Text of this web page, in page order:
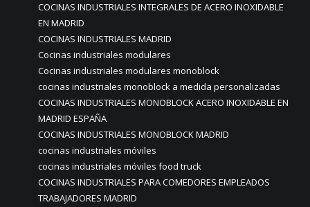
COCINAS INDUSTRIALES INTEGRALES DE ACERO INOXIDABLE
EN MADRID
COCINAS INDUSTRIALES MADRID
Cocinas industriales modulares
Cocinas industriales modulares monoblock
cocinas industriales monoblock a medida personalizadas
COCINAS INDUSTRIALES MONOBLOCK ACERO INOXIDABLE EN
MADRID ESPAÑA
COCINAS INDUSTRIALES MONOBLOCK MADRID
cocinas industriales móviles
cocinas industriales móviles food truck
COCINAS INDUSTRIALES PARA COMEDORES EMPLEADOS
TRABAJADORES MADRID